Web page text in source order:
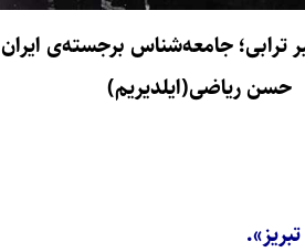
ترابی؛ جامعه‌شناس برجسته‌ی ایران
حسن ریاضی(ایلدیریم)